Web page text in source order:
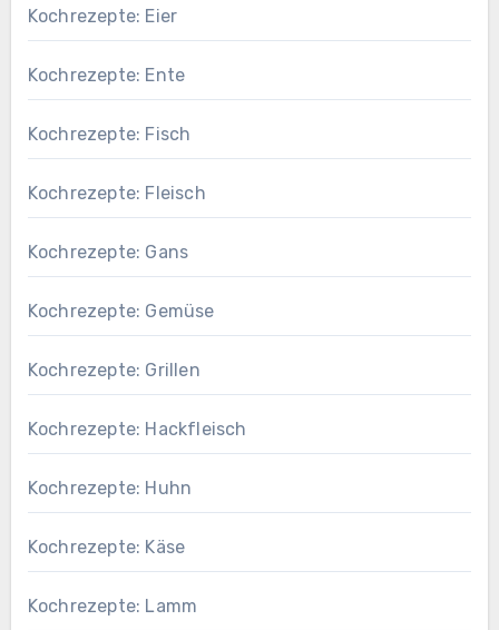
Kochrezepte: Eier
Kochrezepte: Ente
Kochrezepte: Fisch
Kochrezepte: Fleisch
Kochrezepte: Gans
Kochrezepte: Gemüse
Kochrezepte: Grillen
Kochrezepte: Hackfleisch
Kochrezepte: Huhn
Kochrezepte: Käse
Kochrezepte: Lamm